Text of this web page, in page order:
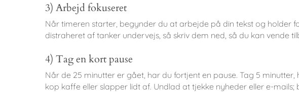
3) Arbejd fokuseret
Når timeren starter, begynder du at arbejde på din tekst og holder
distraheret af tanker undervejs, så skriv dem ned, så du kan vende
4) Tag en kort pause
Når de 25 minutter er gået, har du fortjent en pause. Tag 5
kop kaffe eller slapper lidt af. Undlad at tjekke nyheder eller e-mails;